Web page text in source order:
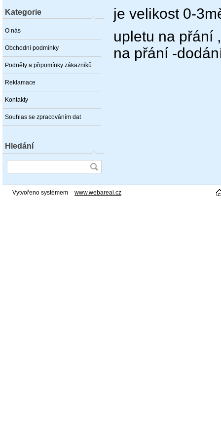
Kategorie
O nás
Obchodní podmínky
Podněty a připomínky zákazníků
Reklamace
Kontakty
Souhlas se zpracováním dat
Hledání
je velikost 0-
upletu na přání
na přání -
Vytvořeno systémem www.webareal.cz